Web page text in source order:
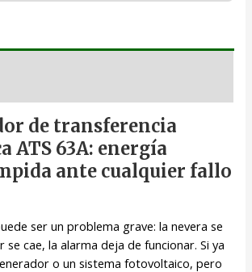
de transferencia
ATS 63A: energía
ante cualquier fallo
ser un problema grave: la nevera se
se cae, la alarma deja de funcionar. Si ya
o un sistema fotovoltaico, pero